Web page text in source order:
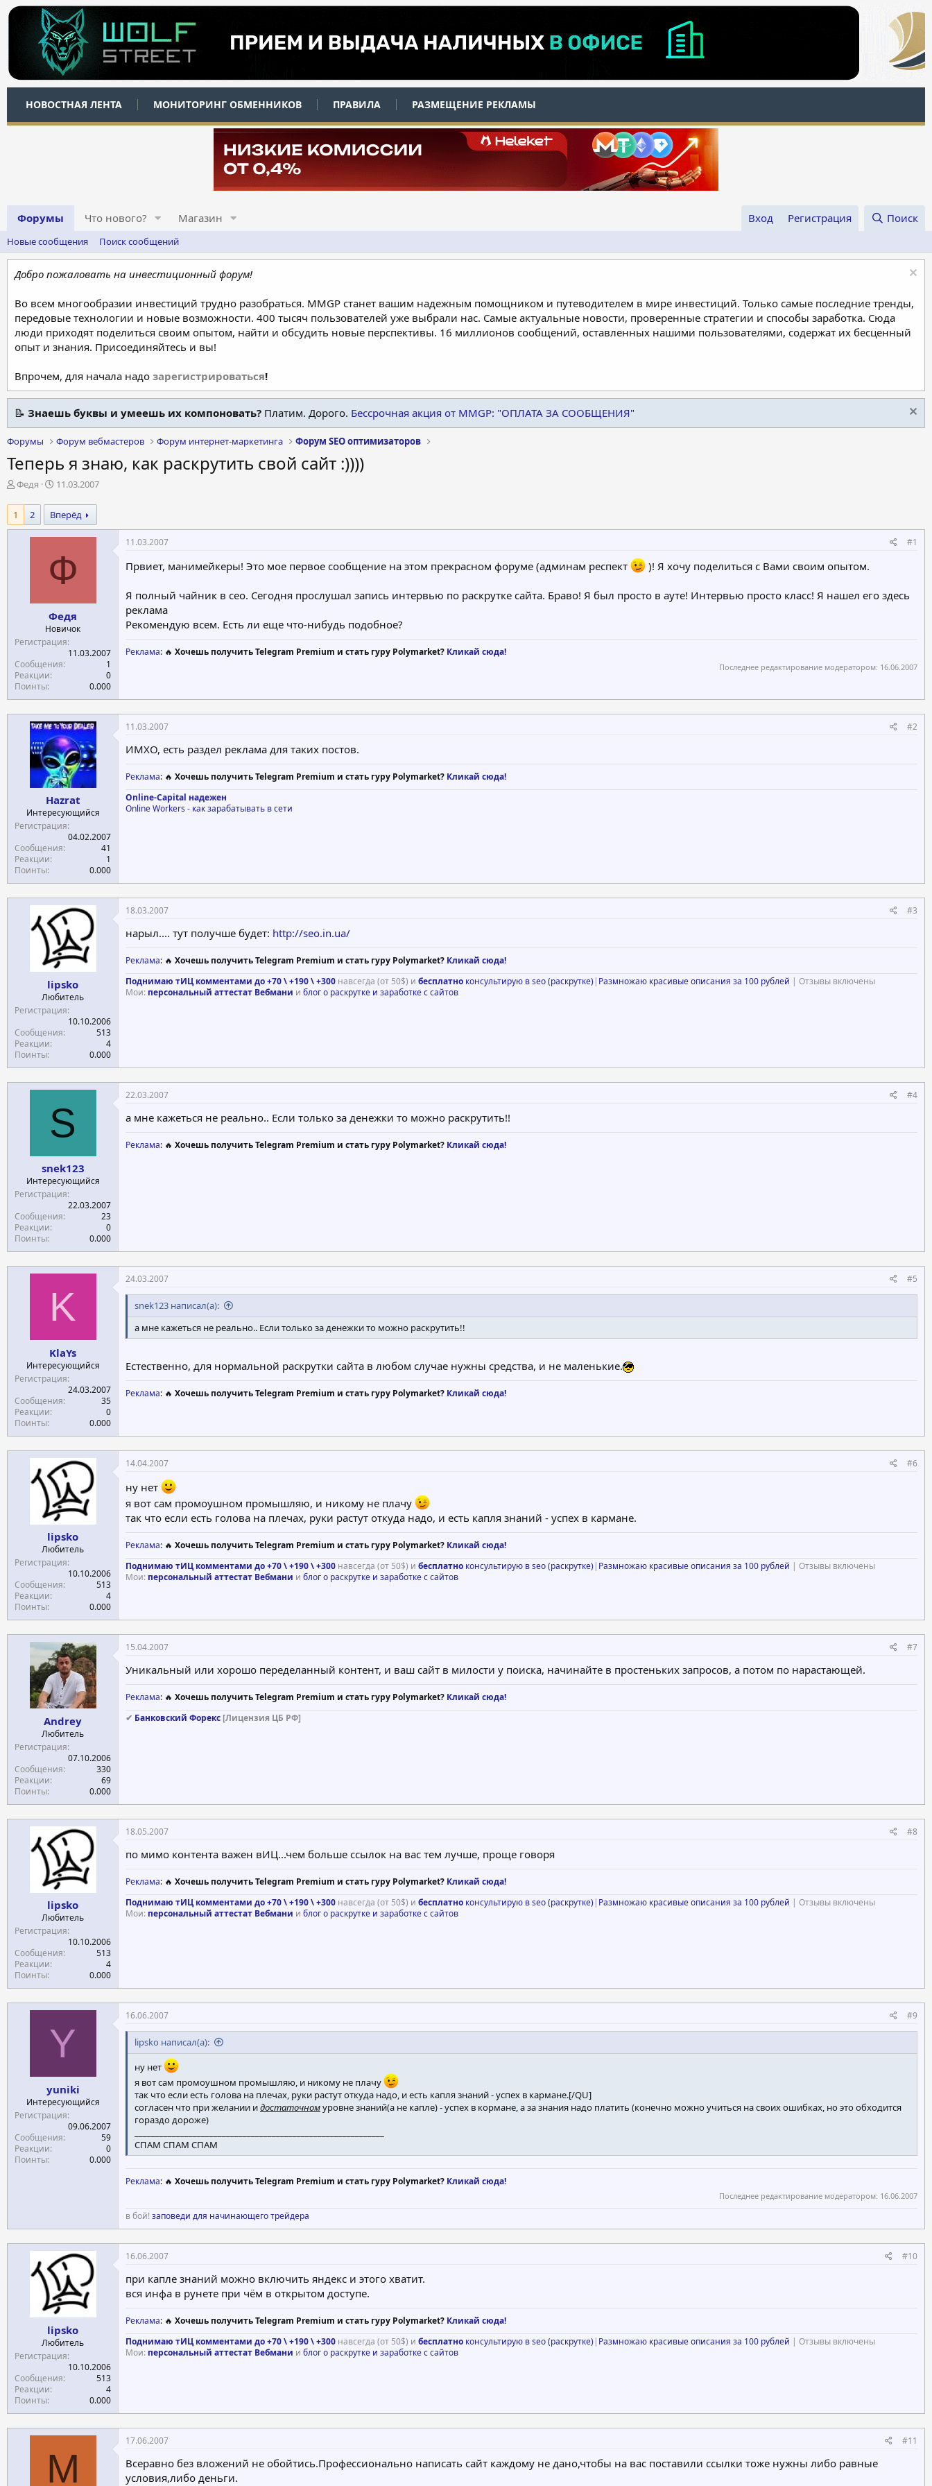
НОВОСТНАЯ ЛЕНТА МОНИТОРИНГ ОБМЕННИКОВ ПРАВИЛА РАЗМЕЩЕНИЕ РЕКЛАМЫ
Форумы Что нового? Магазин Вход Регистрация Поиск
Новые сообщения Поиск сообщений
Добро пожаловать на инвестиционный форум!
Во всем многообразии инвестиций трудно разобраться. MMGP станет вашим надежным помощником и путеводителем в мире инвестиций. Только самые последние тренды,
передовые технологии и новые возможности. 400 тысяч пользователей уже выбрали нас. Самые актуальные новости, проверенные стратегии и способы заработка. Сюда
люди приходят поделиться своим опытом, найти и обсудить новые перспективы. 16 миллионов сообщений, оставленных нашими пользователями, содержат их бесценный
опыт и знания. Присоединяйтесь и вы!
Впрочем, для начала надо зарегистрироваться!
📝 Знаешь буквы и умеешь их компоновать? Платим. Дорого. Бессрочная акция от MMGP: "ОПЛАТА ЗА СООБЩЕНИЯ"
Форумы Форум вебмастеров Форум интернет-маркетинга Форум SEO оптимизаторов
Теперь я знаю, как раскрутить свой сайт :))))
А
т
о
р
Федя
Д
т
а
н
ч
л
11.03.2007
1 2 Вперёд
Ф
Федя
Новичок
Регистрация
11.03.2007
Сообщения
1
Реакции
0
Поинты
0.000
11.03.2007 #1
Првиет, манимейкеры! Это мое первое сообщение на этом прекрасном форуме (админам респект )! Я хочу поделиться с Вами своим опытом.
Я полный чайник в сео. Сегодня прослушал запись интервью по раскрутке сайта. Браво! Я был просто в ауте! Интервью просто класс! Я нашел его здесь
реклама
Рекомендую всем. Есть ли еще что-нибудь подобное?
Реклама: 🔥 Хочешь получить Telegram Premium и стать гуру Polymarket? Кликай сюда!
Последнее редактирование модератором: 16.06.2007
Hazrat
Интересующийся
Регистрация
04.02.2007
Сообщения
41
Реакции
1
Поинты
0.000
11.03.2007 #2
ИМХО, есть раздел реклама для таких постов.
Реклама: 🔥 Хочешь получить Telegram Premium и стать гуру Polymarket? Кликай сюда!
Online-Capital надежен
Online Workers - как зарабатывать в сети
lipsko
Любитель
Регистрация
10.10.2006
Сообщения
513
Реакции
4
Поинты
0.000
18.03.2007 #3
нарыл.... тут получше будет: http://seo.in.ua/
Реклама: 🔥 Хочешь получить Telegram Premium и стать гуру Polymarket? Кликай сюда!
Поднимаю тИЦ комментами до +70 \ +190 \ +300 навсегда (от 50$) и бесплатно консультирую в seo (раскрутке) | Размножаю красивые описания за 100 рублей | Отзывы включены
Мои: персональный аттестат Вебмани и блог о раскрутке и заработке с сайтов
S
snek123
Интересующийся
Регистрация
22.03.2007
Сообщения
23
Реакции
0
Поинты
0.000
22.03.2007 #4
а мне кажеться не реально.. Если только за денежки то можно раскрутить!!
Реклама: 🔥 Хочешь получить Telegram Premium и стать гуру Polymarket? Кликай сюда!
K
KlaYs
Интересующийся
Регистрация
24.03.2007
Сообщения
35
Реакции
0
Поинты
0.000
24.03.2007 #5
snek123 написал(а):
а мне кажеться не реально.. Если только за денежки то можно раскрутить!!
Естественно, для нормальной раскрутки сайта в любом случае нужны средства, и не маленькие.
Реклама: 🔥 Хочешь получить Telegram Premium и стать гуру Polymarket? Кликай сюда!
lipsko
Любитель
Регистрация
10.10.2006
Сообщения
513
Реакции
4
Поинты
0.000
14.04.2007 #6
ну нет
я вот сам промоушном промышляю, и никому не плачу
так что если есть голова на плечах, руки растут откуда надо, и есть капля знаний - успех в кармане.
Реклама: 🔥 Хочешь получить Telegram Premium и стать гуру Polymarket? Кликай сюда!
Поднимаю тИЦ комментами до +70 \ +190 \ +300 навсегда (от 50$) и бесплатно консультирую в seo (раскрутке) | Размножаю красивые описания за 100 рублей | Отзывы включены
Мои: персональный аттестат Вебмани и блог о раскрутке и заработке с сайтов
Andrey
Любитель
Регистрация
07.10.2006
Сообщения
330
Реакции
69
Поинты
0.000
15.04.2007 #7
Уникальный или хорошо переделанный контент, и ваш сайт в милости у поиска, начинайте в простеньких запросов, а потом по нарастающей.
Реклама: 🔥 Хочешь получить Telegram Premium и стать гуру Polymarket? Кликай сюда!
✔ Банковский Форекс [Лицензия ЦБ РФ]
lipsko
Любитель
Регистрация
10.10.2006
Сообщения
513
Реакции
4
Поинты
0.000
18.05.2007 #8
по мимо контента важен вИЦ...чем больше ссылок на вас тем лучше, проще говоря
Реклама: 🔥 Хочешь получить Telegram Premium и стать гуру Polymarket? Кликай сюда!
Поднимаю тИЦ комментами до +70 \ +190 \ +300 навсегда (от 50$) и бесплатно консультирую в seo (раскрутке) | Размножаю красивые описания за 100 рублей | Отзывы включены
Мои: персональный аттестат Вебмани и блог о раскрутке и заработке с сайтов
Y
yuniki
Интересующийся
Регистрация
09.06.2007
Сообщения
59
Реакции
0
Поинты
0.000
16.06.2007 #9
lipsko написал(а):
ну нет
я вот сам промоушном промышляю, и никому не плачу
так что если есть голова на плечах, руки растут откуда надо, и есть капля знаний - успех в кармане.[/QU]
согласен что при желании идостаточномуровне знаний(а не капле) - успех в кормане, а за знания надо платить (конечно можно учиться на своих ошибках, но это обходится
гораздо дороже)
СПАМ СПАМ СПАМ
Реклама: 🔥 Хочешь получить Telegram Premium и стать гуру Polymarket? Кликай сюда!
Последнее редактирование модератором: 16.06.2007
в бой!заповеди для начинающего трейдера
lipsko
Любитель
Регистрация
10.10.2006
Сообщения
513
Реакции
4
Поинты
0.000
16.06.2007 #10
при капле знаний можно включить яндекс и этого хватит.
вся инфа в рунете при чём в открытом доступе.
Реклама: 🔥 Хочешь получить Telegram Premium и стать гуру Polymarket? Кликай сюда!
Поднимаю тИЦ комментами до +70 \ +190 \ +300 навсегда (от 50$) и бесплатно консультирую в seo (раскрутке) | Размножаю красивые описания за 100 рублей | Отзывы включены
Мои: персональный аттестат Вебмани и блог о раскрутке и заработке с сайтов
M
17.06.2007 #11
Всеравно без вложений не обойтись.Профессионально написать сайт каждому не дано,чтобы на вас поставили ссылки тоже нужны либо равные
условия,либо деньги.